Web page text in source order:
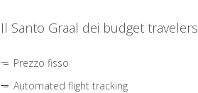
Il Santo Graal dei budget travelers
Prezzo fisso
Automated flight tracking